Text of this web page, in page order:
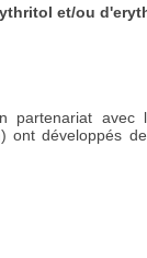
et/ou
partenariat avec
ont développés